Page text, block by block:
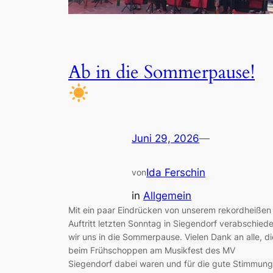
Ab in die Sommerpause!
Juni 29, 2026—
vonIda Ferschin
in Allgemein
Mit ein paar Eindrücken von unserem rekordheißen
Auftritt letzten Sonntag in Siegendorf
wir uns in die Sommerpause. Vielen Dank an alle,
beim Frühschoppen am Musikfest des MV
Siegendorf dabei waren und für die gute Stimmung